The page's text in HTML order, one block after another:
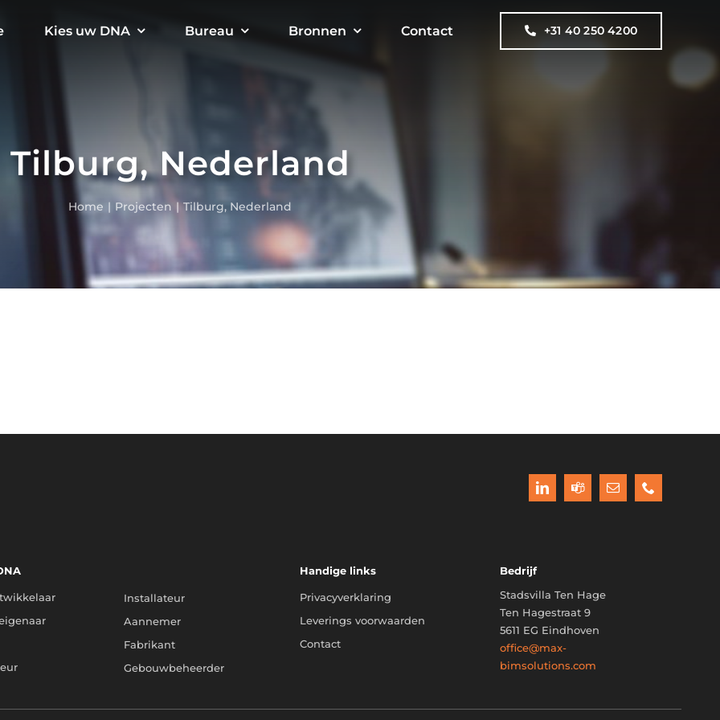
Kies uw DNA Bureau Bronnen Contact +31 40 250 4200
Tilburg, Nederland
Home Projecten Tilburg, Nederland
Installateur
Aannemer
Fabrikant
Gebouwbeheerder
Handige links
Privacyverklaring
Leverings voorwaarden
Contact
Bedrijf
Stadsvilla Ten Hage
Ten Hagestraat 9
5611 EG Eindhoven
office@max-
bimsolutions.com